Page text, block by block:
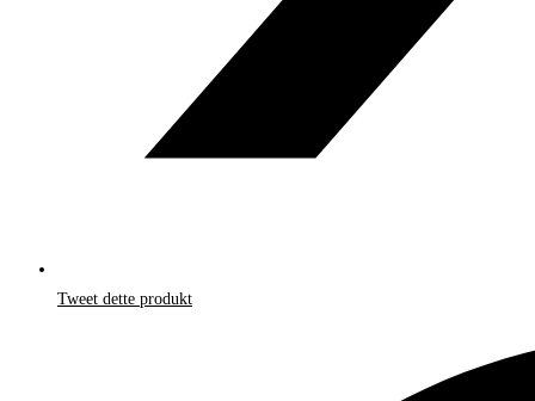
Tweet dette produkt